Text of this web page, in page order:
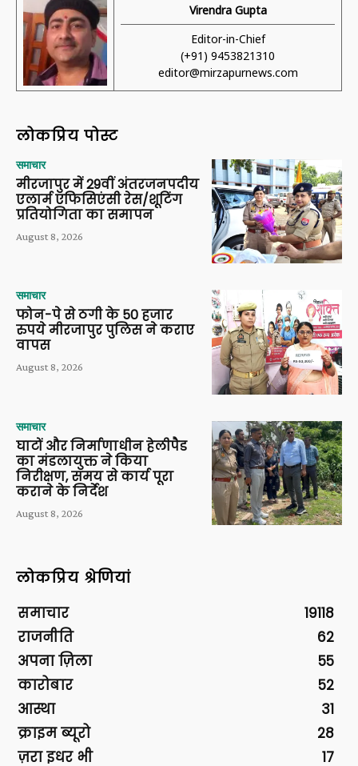
Virendra Gupta
Editor-in-Chief
(+91) 9453821310
editor@mirzapurnews.com
लोकप्रिय पोस्ट
समाचार
मीरजापुर में 29वीं अंतरजनपदीय
एलार्म एफिसिएंसी रेस/शूटिंग
प्रतियोगिता का समापन
August 8, 2026
समाचार
फोन-पे से ठगी के 50 हजार
रुपये मीरजापुर पुलिस ने कराए
वापस
August 8, 2026
समाचार
घाटों और निर्माणाधीन हेलीपैड
का मंडलायुक्त ने किया
निरीक्षण, समय से कार्य पूरा
कराने के निर्देश
August 8, 2026
लोकप्रिय श्रेणियां
समाचार
19118
राजनीति
62
अपना ज़िला
55
कारोबार
52
आस्था
31
क्राइम ब्यूरो
28
ज़रा इधर भी
17